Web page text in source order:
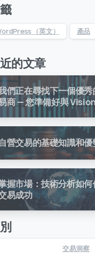
（英文） 產品
的文章
們正在尋找下一個優
商 — 您準備好與
交易了嗎？
營交易的基礎知識和優
握市場：技術分析如
易成功
交易洞察